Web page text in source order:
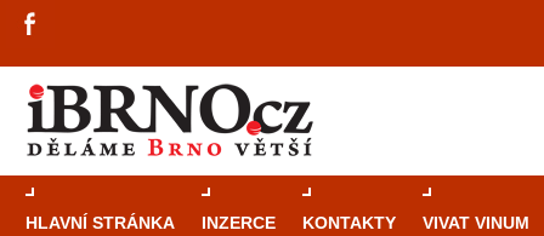
HLAVNÍ STRÁNKA INZERCE KONTAKTY VIVAT VINUM